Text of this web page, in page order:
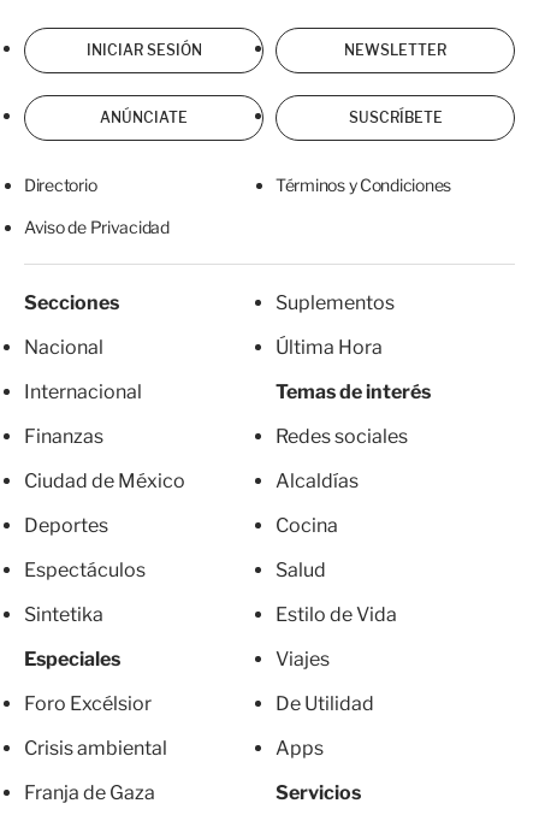
INICIAR SESIÓN NEWSLETTER
ANÚNCIATE SUSCRÍBETE
Directorio Términos y Condiciones
Aviso de Privacidad
Secciones
Nacional
Internacional
Finanzas
Ciudad de México
Deportes
Espectáculos
Sintetika
Especiales
Foro Excélsior
Crisis ambiental
Franja de Gaza
Suplementos
Última Hora
Temas de interés
Redes sociales
Alcaldías
Cocina
Salud
Estilo de Vida
Viajes
De Utilidad
Apps
Servicios